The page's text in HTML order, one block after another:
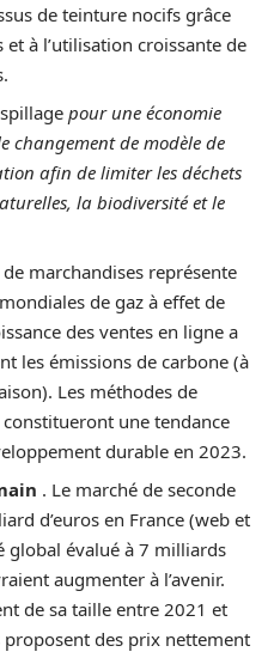
de teinture nocifs grâce
à l’utilisation croissante de
pour une économie
changement de modèle de
afin de limiter les déchets
la biodiversité et le
marchandises représente
de gaz à effet de
des ventes en ligne a
les émissions de carbone (à
Les méthodes de
une tendance
durable en 2023.
. Le marché de seconde
d’euros en France (web et
global évalué à 7 milliards
augmenter à l’avenir.
de sa taille entre 2021 et
des prix nettement